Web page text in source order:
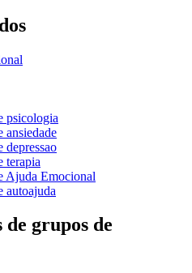
psicologia
ansiedade
depressao
terapia
Ajuda Emocional
autoajuda
grupos de